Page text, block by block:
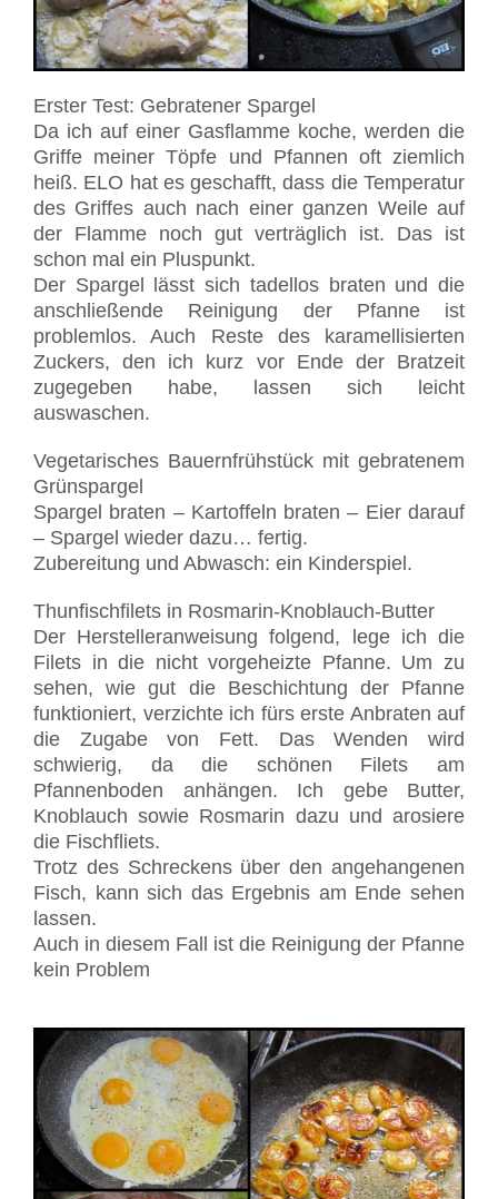
Erster Test: Gebratener Spargel
Da ich auf einer Gasflamme koche, werden die
Griffe meiner Töpfe und Pfannen oft ziemlich
heiß. ELO hat es geschafft, dass die Temperatur
des Griffes auch nach einer ganzen Weile auf
der Flamme noch gut verträglich ist. Das ist
schon mal ein Pluspunkt.
Der Spargel lässt sich tadellos braten und die
anschließende Reinigung der Pfanne ist
problemlos. Auch Reste des karamellisierten
Zuckers, den ich kurz vor Ende der Bratzeit
zugegeben habe, lassen sich leicht
auswaschen.
Vegetarisches Bauernfrühstück mit gebratenem
Grünspargel
Spargel braten – Kartoffeln braten – Eier darauf
– Spargel wieder dazu… fertig.
Zubereitung und Abwasch: ein Kinderspiel.
Thunfischfilets in Rosmarin-Knoblauch-Butter
Der Herstelleranweisung folgend, lege ich die
Filets in die nicht vorgeheizte Pfanne. Um zu
sehen, wie gut die Beschichtung der Pfanne
funktioniert, verzichte ich fürs erste Anbraten auf
die Zugabe von Fett. Das Wenden wird
schwierig, da die schönen Filets am
Pfannenboden anhängen. Ich gebe Butter,
Knoblauch sowie Rosmarin dazu und arosiere
die Fischfliets.
Trotz des Schreckens über den angehangenen
Fisch, kann sich das Ergebnis am Ende sehen
lassen.
Auch in diesem Fall ist die Reinigung der Pfanne
kein Problem